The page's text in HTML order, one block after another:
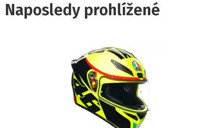
Naposledy prohlížené